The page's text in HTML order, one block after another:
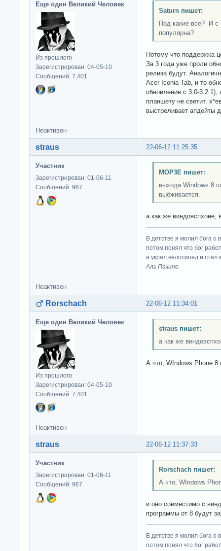
Еще один Великий Человек
Из прошлого
Зарегистрирован: 04-05-10
Сообщений: 7,401
Saturn пишет:
Под какие все? И с
популярна?
Потому что поддержка
За 3 года уже проли
релиза будут.
Acer Iconia Tab, и то
обновление с 3.0-
планшету не светит.
выстреливает апдейты
Неактивен
22-06-12 11:25:35
straus
Участник
Зарегистрирован: 01-06-11
Сообщений: 967
MOP3E пишет:
выхода Windows 8
выёживается.
а как же виндовспхоне,
В детстве я молил бога о
потом понял что бог
я украл велосипед и стал
Аль Пачино
Неактивен
22-06-12 11:34:01
Rorschach
Еще один Великий Человек
Из прошлого
Зарегистрирован: 04-05-10
Сообщений: 7,401
straus пишет:
а как же
А что, WIndows Phone 8
Неактивен
22-06-12 11:37:33
straus
Участник
Зарегистрирован: 01-06-11
Сообщений: 967
Rorschach пишет:
А что, WIndows
и оно совместимо с
программы от 8 будут
В детстве я молил бога о
потом понял что бог